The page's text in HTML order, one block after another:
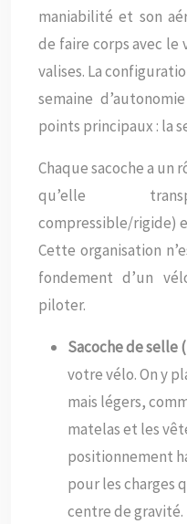
maniabilité et son
de faire corps avec le
valises. La
semaine
points principaux : la
Chaque sacoche a un
qu’elle
compressible/rigide)
Cette organisation
fondement d’un
piloter.
Sacoche de selle
votre vélo. On y
mais légers,
matelas et les
positionnement
pour les charges
centre de gravité.